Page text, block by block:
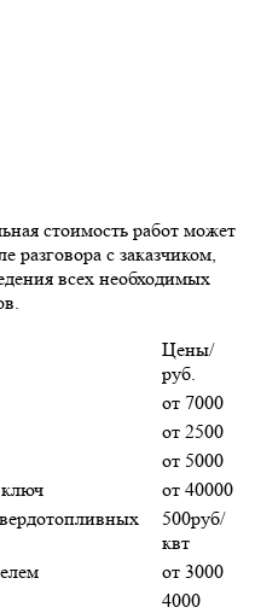
стоимость работ может
разговора с заказчиком,
всех необходимых
Цены/
руб.
от 7000
от 2500
от 5000
от 40000
500руб/
квт
от 3000
4000